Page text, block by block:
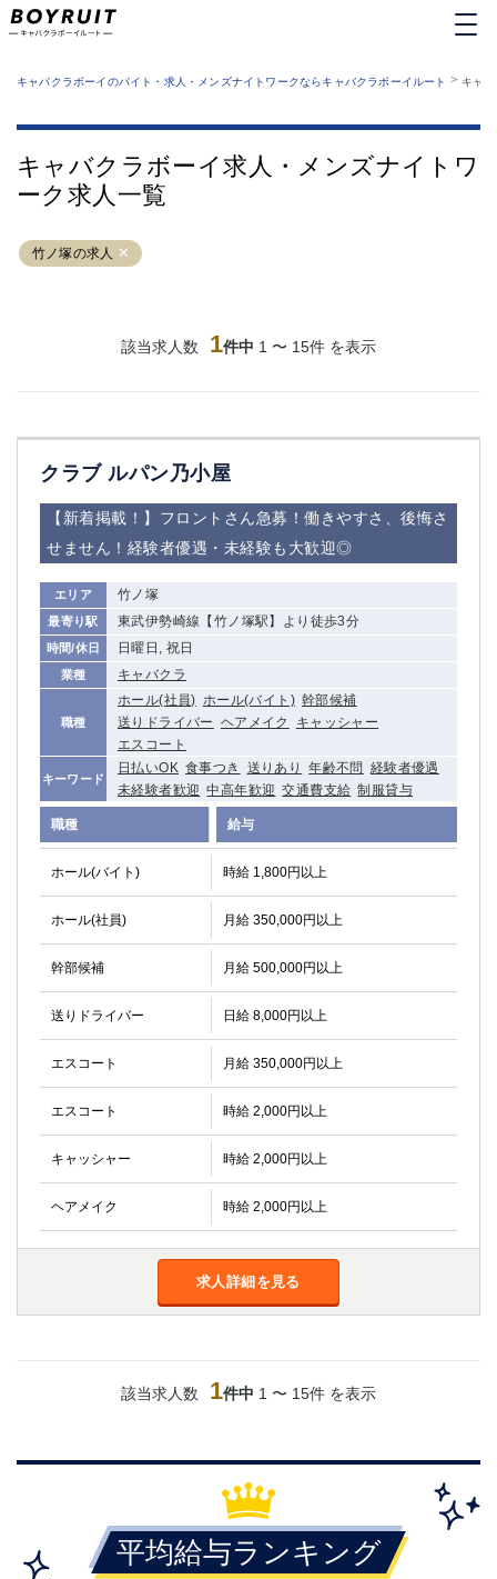
業種から探す
運営者情報
サイトマップ
キャバクラボーイのバイト・求人・メンズナイトワークならキャバクラボーイルート > キャ
キャバクラボーイ求人・メンズナイトワ
ーク求人一覧
竹ノ塚の求人
該当求人数 1件中 1 〜 15件 を表示
クラブ ルパン乃小屋
【新着掲載！】フロントさん急募！働きやすさ、後悔さ
せません！経験者優遇・未経験も大歓迎◎
エリア 竹ノ塚
最寄り駅 東武伊勢崎線【竹ノ塚駅】より徒歩3分
時間/休日 日曜日, 祝日
業種 キャバクラ
職種
ホール(社員) ホール(バイト) 幹部候補
送りドライバー ヘアメイク
キャッシャー
エスコート
キーワード
日払いOK 食事つき 送りあり 年齢不問 経験者優遇
未経験者歓迎 中高年歓迎 交通費支給 制服貸与
職種 給与
ホール(バイト) 時給 1,800円以上
ホール(社員) 月給 350,000円以上
幹部候補 月給 500,000円以上
送りドライバー 日給 8,000円以上
エスコート 月給 350,000円以上
エスコート 時給 2,000円以上
キャッシャー 時給 2,000円以上
ヘアメイク 時給 2,000円以上
求人詳細を見る
該当求人数 1件中 1 〜 15件 を表示
平均給与ランキング
六本木
池袋
新橋
渋谷
立川
①六本木 ②西麻布
大山
赤坂
高円寺
蒲田東口
多摩センター
立川（南口）
浜松町
西葛西
中野
府中
ひばりヶ丘（北口）
学芸大学
吉祥寺（南口／公園口） 小作・羽村・福生エリア
自由が丘
四谷
錦糸町南口
下北沢・経堂
金町（北口）
三軒茶屋（南口）
①歌舞伎町 ②新宿 ③新宿三丁目 ④西
①歌舞伎町 ②新宿 ③西部新宿 ③東新宿
①歌舞伎町 ②新宿
①銀座 ②新橋
錦糸町(南口)
蒲田(西口)
清瀬（南口）
①東武練馬 ②成増・板橋 ③大山 ②池袋
池袋東口
竹ノ塚
三鷹
亀戸
水道橋
荻窪
浅草
祖師ヶ谷大蔵
小岩
湯島
久米川
市川
西麻布
五井
新横浜
武蔵小杉
橋本
横浜・桜木町
武蔵新城
元住吉
茅ヶ崎
戸塚
たまプラーザ